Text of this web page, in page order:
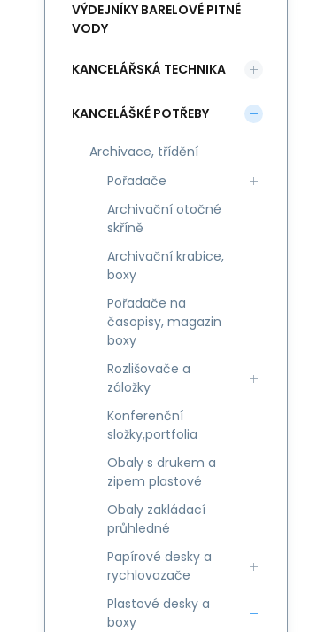
VÝDEJNÍKY BARELOVÉ PITNÉ
VODY
KANCELÁŘSKÁ TECHNIKA
KANCELÁŠKÉ POTŘEBY
Archivace, třídění
Pořadače
Archivační otočné
skříně
Archivační krabice,
boxy
Pořadače na
časopisy, magazin
boxy
Rozlišovače a
záložky
Konferenční
složky,portfolia
Obaly s drukem a
zipem plastové
Obaly zakládací
průhledné
Papírové desky a
rychlovazače
Plastové desky a
boxy